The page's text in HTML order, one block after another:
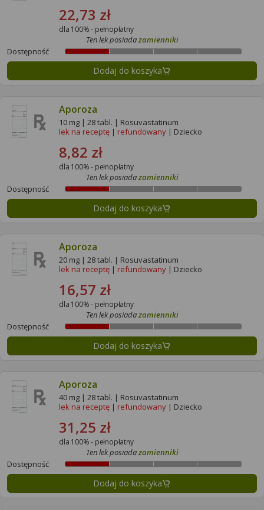
22,73 zł
dla 100% - pełnopłatny
Dostępność
Ten lek posiadazamienniki
Dodaj do koszyka
Aporoza
10 mg | 28 tabl. | Rosuvastatinum
lek na receptę | refundowany | Dziecko
8,82 zł
dla 100% - pełnopłatny
Dostępność
Ten lek posiadazamienniki
Dodaj do koszyka
Aporoza
20 mg | 28 tabl. | Rosuvastatinum
lek na receptę | refundowany | Dziecko
16,57 zł
dla 100% - pełnopłatny
Dostępność
Ten lek posiadazamienniki
Dodaj do koszyka
Aporoza
40 mg | 28 tabl. | Rosuvastatinum
lek na receptę | refundowany | Dziecko
31,25 zł
dla 100% - pełnopłatny
Dostępność
Ten lek posiadazamienniki
Dodaj do koszyka